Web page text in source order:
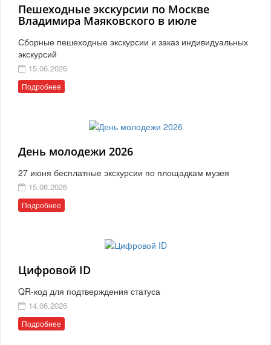
Пешеходные экскурсии по Москве
Владимира Маяковского в июле
Сборные пешеходные экскурсии и заказ индивидуальных
экскурсий
15.06.2026
Подробнее
День молодежи 2026
27 июня бесплатные экскурсии по площадкам музея
15.06.2026
Подробнее
Цифровой ID
QR-код для подтверждения статуса
14.06.2026
Подробнее